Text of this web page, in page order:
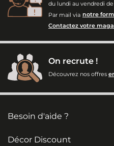
du lundi au vendredi de
Par mail via notre
Contactez votre
On recrute !
Découvrez nos offres
Besoin d'aide ?
Décor Discount